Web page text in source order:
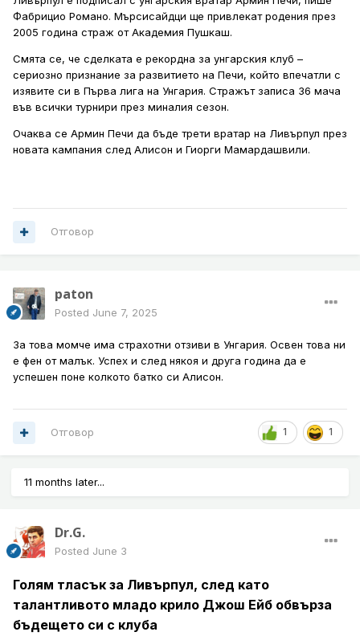
Фабрицио Романо. Мърсисайдци ще привлекат родения през
2005 година страж от Академия Пушкаш.
Смята се, че сделката е рекордна за унгарския клуб –
сериозно признание за развитието на Печи, който впечатли с
изявите си в Първа лига на Унгария. Стражът записа 36 мача
във всички турнири през миналия сезон.
Очаква се Армин Печи да бъде трети вратар на Ливърпул през
новата кампания след Алисон и Гиорги Мамардашвили.
Отговор
paton
Posted June 7, 2025
За това момче има страхотни отзиви в Унгария. Освен това ни
е фен от малък. Успех и след някоя и друга година да е
успешен поне колкото батко си Алисон.
1 1
Отговор
11 months later...
Dr.G.
Posted June 3
Голям тласък за Ливърпул, след като
талантливото младо крило Джош Ейб обвърза
бъдещето си с клуба